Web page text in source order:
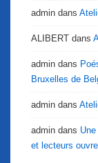
admin dans
ALIBERT dans
admin dans
Bruxelles de
admin dans
admin dans
et lecteurs